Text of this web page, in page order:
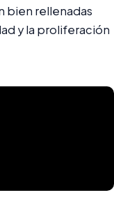
bien rellenadas
y la proliferación